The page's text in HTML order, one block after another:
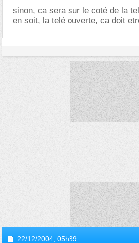
sinon, ca sera sur le coté de la
en soit, la telé ouverte, ca doit
22/12/2004, 05h39